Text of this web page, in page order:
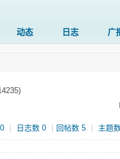
动态 日志 广
日志数 0 回帖数 5 主题